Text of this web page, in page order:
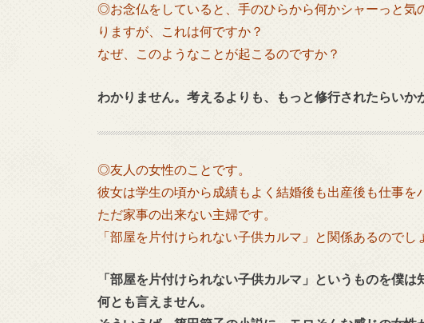
◎お念仏をしていると、手のひらから何かシャーっと気
りますが、これは何ですか？
なぜ、このようなことが起こるのですか？
わかりません。考えるよりも、もっと修行されたらいか
◎友人の女性のことです。
彼女は学生の頃から成績もよく結婚後も出産後も仕事を
ただ家事の出来ない主婦です。
「部屋を片付けられない子供カルマ」と関係あるのでし
「部屋を片付けられない子供カルマ」というものを僕は
何とも言えません。